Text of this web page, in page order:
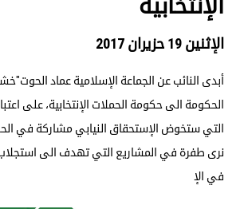
الإنتخابية
الإثنين 19 حزيران 2017
أبدى النائب عن الجماعة الإسلامية عماد
الحكومة الى حكومة الحملات الإنتخابية، على
التي ستخوض الإستحقاق النيابي مشاركة في
نرى طفرة في المشاريع التي تهدف الى استجلاب
في الإ